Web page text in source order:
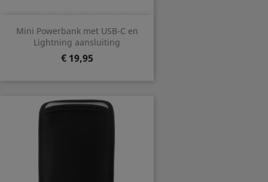
Mini Powerbank met USB-C en
Lightning aansluiting
Prijs
€ 19,95